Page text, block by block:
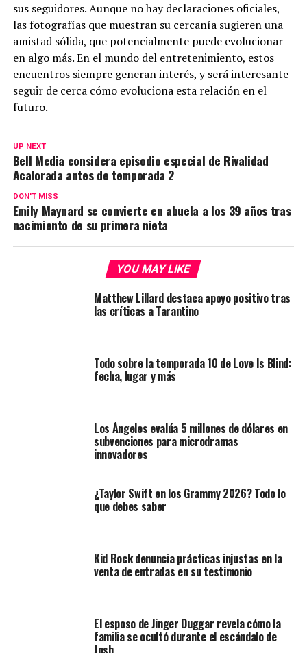
sus seguidores. Aunque no hay declaraciones oficiales,
las fotografías que muestran su cercanía sugieren una
amistad sólida, que potencialmente puede evolucionar
en algo más. En el mundo del entretenimiento, estos
encuentros siempre generan interés, y será interesante
seguir de cerca cómo evoluciona esta relación en el
futuro.
UP NEXT
Bell Media considera episodio especial de Rivalidad
Acalorada antes de temporada 2
DON'T MISS
Emily Maynard se convierte en abuela a los 39 años tras
nacimiento de su primera nieta
YOU MAY LIKE
Matthew Lillard destaca apoyo positivo tras
las críticas a Tarantino
Todo sobre la temporada 10 de Love Is Blind:
fecha, lugar y más
Los Ángeles evalúa 5 millones de dólares en
subvenciones para microdramas
innovadores
¿Taylor Swift en los Grammy 2026? Todo lo
que debes saber
Kid Rock denuncia prácticas injustas en la
venta de entradas en su testimonio
El esposo de Jinger Duggar revela cómo la
familia se ocultó durante el escándalo de
Josh